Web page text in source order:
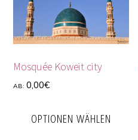
Mosquée Koweit city
AB:0,00€
OPTIONEN WÄHLEN